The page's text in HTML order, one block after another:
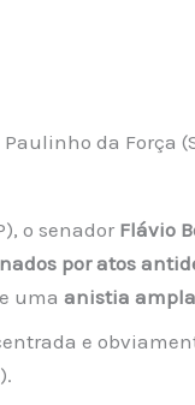
da Força
o senador Flávio
por atos
uma anistia ampla
e